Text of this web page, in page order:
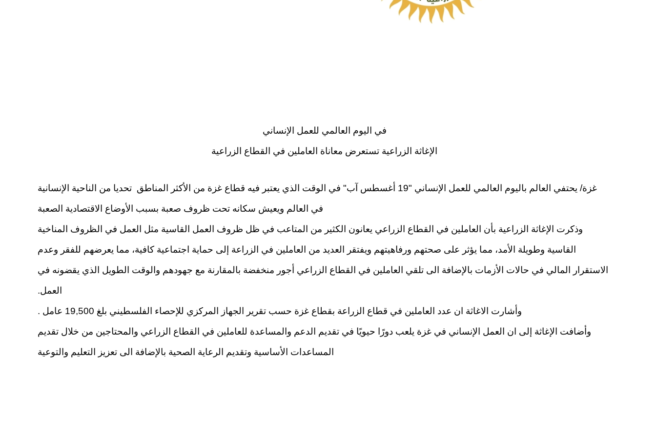
في اليوم العالمي للعمل الإنساني
الإغاثة الزراعية تستعرض معاناة العاملين في القطاع الزراعية
غزة/ يحتفي العالم باليوم العالمي للعمل الإنساني "19 أغسطس آب" في الوقت الذي يعتبر فيه قطاع غزة من الأكثر المناطق تحديا من الناحية الإنسانية
في العالم ويعيش سكانه تحت ظروف صعبة بسبب الأوضاع الاقتصادية الصعبة
وذكرت الإغاثة الزراعية بأن العاملين في القطاع الزراعي يعانون الكثير من المتاعب في ظل ظروف العمل القاسية مثل العمل في الظروف المناخية
القاسية وطويلة الأمد، مما يؤثر على صحتهم ورفاهيتهم ويفتقر العديد من العاملين في الزراعة إلى حماية اجتماعية كافية، مما يعرضهم للفقر وعدم
الاستقرار المالي في حالات الأزمات بالإضافة الى تلقي العاملين في القطاع الزراعي أجور منخفضة بالمقارنة مع جهودهم والوقت الطويل الذي يقضونه في
العمل.
وأشارت الاغاثة ان عدد العاملين في قطاع الزراعة بقطاع غزة حسب تقرير الجهاز المركزي للإحصاء الفلسطيني بلغ 19,500 عامل .
وأضافت الإغاثة إلى ان العمل الإنساني في غزة يلعب دورًا حيويًا في تقديم الدعم والمساعدة للعاملين في القطاع الزراعي والمحتاجين من خلال تقديم
المساعدات الأساسية وتقديم الرعاية الصحية بالإضافة الى تعزيز التعليم والتوعية